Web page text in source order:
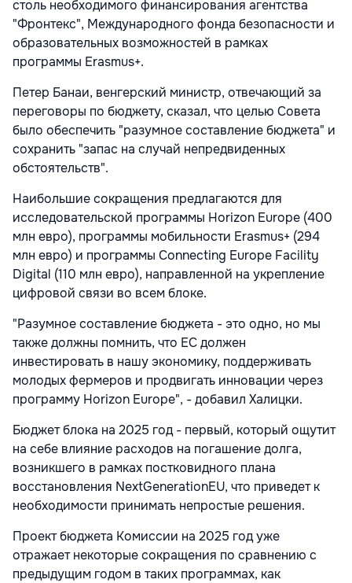
столь необходимого финансирования агентства
"Фронтекс", Международного фонда безопасности и
образовательных возможностей в рамках
программы Erasmus+.
Петер Банаи, венгерский министр, отвечающий за
переговоры по бюджету, сказал, что целью Совета
было обеспечить "разумное составление бюджета" и
сохранить "запас на случай непредвиденных
обстоятельств".
Наибольшие сокращения предлагаются для
исследовательской программы Horizon Europe (400
млн евро), программы мобильности Erasmus+ (294
млн евро) и программы Connecting Europe Facility
Digital (110 млн евро), направленной на укрепление
цифровой связи во всем блоке.
"Разумное составление бюджета - это одно, но мы
также должны помнить, что ЕС должен
инвестировать в нашу экономику, поддерживать
молодых фермеров и продвигать инновации через
программу Horizon Europe", - добавил Халицки.
Бюджет блока на 2025 год - первый, который ощутит
на себе влияние расходов на погашение долга,
возникшего в рамках постковидного плана
восстановления NextGenerationEU, что приведет к
необходимости принимать непростые решения.
Проект бюджета Комиссии на 2025 год уже
отражает некоторые сокращения по сравнению с
предыдущим годом в таких программах, как